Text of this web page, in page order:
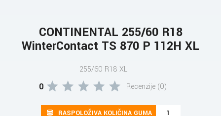
CONTINENTAL 255/60 R18
WinterContact TS 870 P 112H XL
255/60 R18 XL
0 Recenzije (0)
RASPOLOŽIVA KOLIČINA GUMA 1